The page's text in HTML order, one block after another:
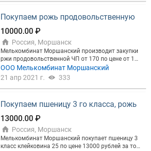
тофель - сорта Скарб, Бриз, Королева Анна, Коло
ся, уточняйте на момент покупки. Качество отлич
ное. Без болезней и неровностей. Подходит для п
оставки в торговые сети. Без посредников, работ
а напрямую с производителем картофеля. Може
м помочь с транспортом. Приезжайте и смотрит
е. Звоните и пишите! (Тел./WhatsApp/Viber/Telegra
m) !!! ВСЕ АКТУАЛЬНЫЕ ПРЕДЛОЖЕНИЯ В НАШЕ
М ЧАТЕ В ТЕЛЕГРАМ «АГРОВЕСТНИК». !!! https://t.
me/praktikoptagro Вступайте!
Покупаем рожь продовольственную
10000.00 ₽
Россия, Моршанск
Мелькомбинат Моршанский производит закупки
ржи продовольственной ЧП от 170 по цене от 100
00 рублей за тонну с НДС за тонну самовывоз
ООО Мелькомбинат Моршанский
21 апр 2021 г.
333
Покупаем пшеницу 3 го класса, рожь
13000.00 ₽
Россия, Моршанск
Мелькомбинат Моршанский покупает пшеницу 3
класс клейковина 25 по цене 13000 рублей за тон